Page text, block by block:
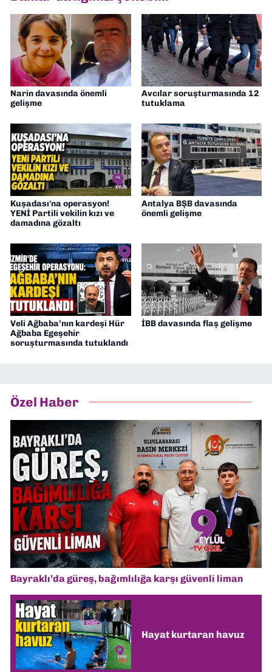
Narin davasında önemli
gelişme
Avcılar soruşturmasında 12
tutuklama
Kuşadası'na operasyon!
YENİ Partili vekilin kızı ve
damadına gözaltı
Antalya BŞB davasında
önemli gelişme
Veli Ağbaba’nın kardeşi Hür
Ağbaba Egeşehir
soruşturmasında tutuklandı
İBB davasında flaş gelişme
Özel Haber
Bayraklı’da güreş, bağımlılığa karşı güvenli liman
Hayat kurtaran havuz